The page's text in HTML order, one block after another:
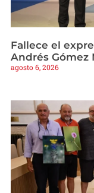
Fallece el
Andrés Gómez
agosto 6, 2026